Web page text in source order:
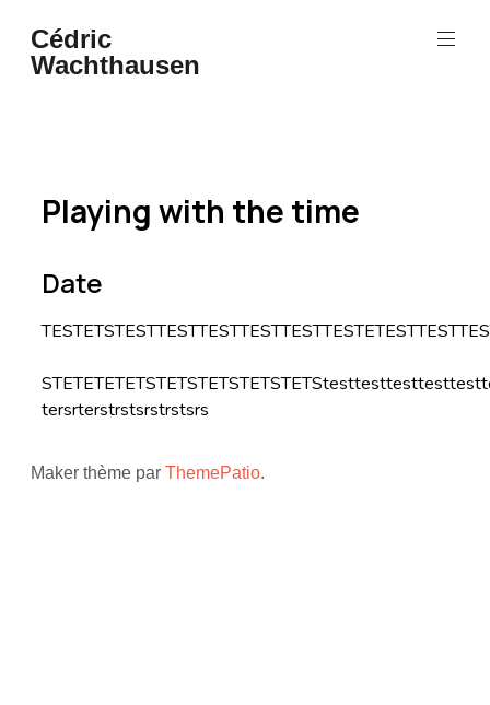
Cédric
Wachthausen
Playing with the time
Date
tersrterstrstsrstrstsrs
Maker thème parThemePatio.